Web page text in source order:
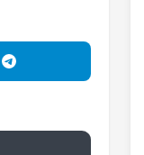
Telegram'da